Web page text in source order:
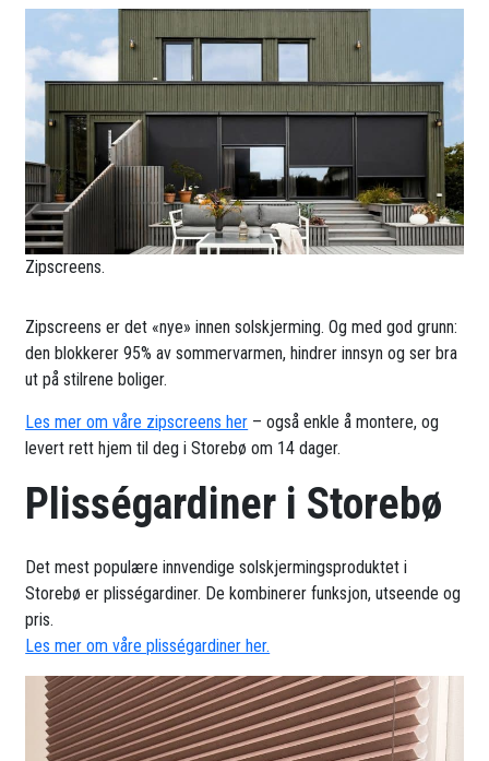
Zipscreens.
Zipscreens er det «nye» innen solskjerming. Og med god grunn:
den blokkerer 95% av sommervarmen, hindrer innsyn og ser bra
ut på stilrene boliger.
Les mer om våre zipscreens her – også enkle å montere, og
levert rett hjem til deg i Storebø om 14 dager.
Plisségardiner i Storebø
Det mest populære innvendige solskjermingsproduktet i
Storebø er plisségardiner. De kombinerer funksjon, utseende og
pris.
Les mer om våre plisségardiner her.